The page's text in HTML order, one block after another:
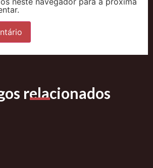
relacionados